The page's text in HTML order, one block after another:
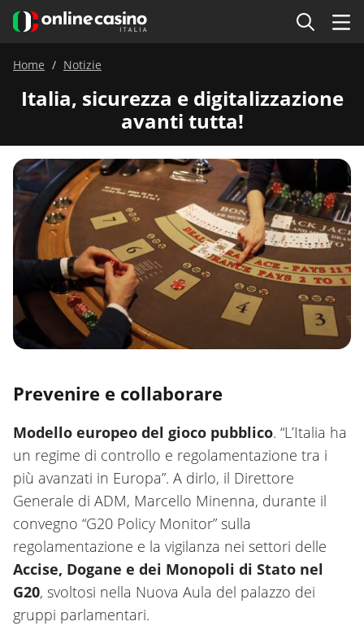
Home Notizie
Italia, sicurezza e digitalizzazione
avanti tutta!
Prevenire e collaborare
Modello europeo del gioco pubblico. “L’Italia ha
un regime di controllo e regolamentazione tra i
più avanzati in Europa”. A dirlo, il Direttore
Generale di ADM, Marcello Minenna, durante il
convegno “G20 Policy Monitor” sulla
regolamentazione e la vigilanza nei settori delle
Accise, Dogane e dei Monopoli di Stato nel
G20, svoltosi nella Nuova Aula del palazzo dei
gruppi parlamentari.